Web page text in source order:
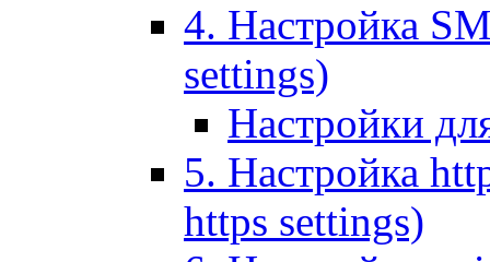
4. Настройка
settings)
Настройки
5. Настройка
https settings)